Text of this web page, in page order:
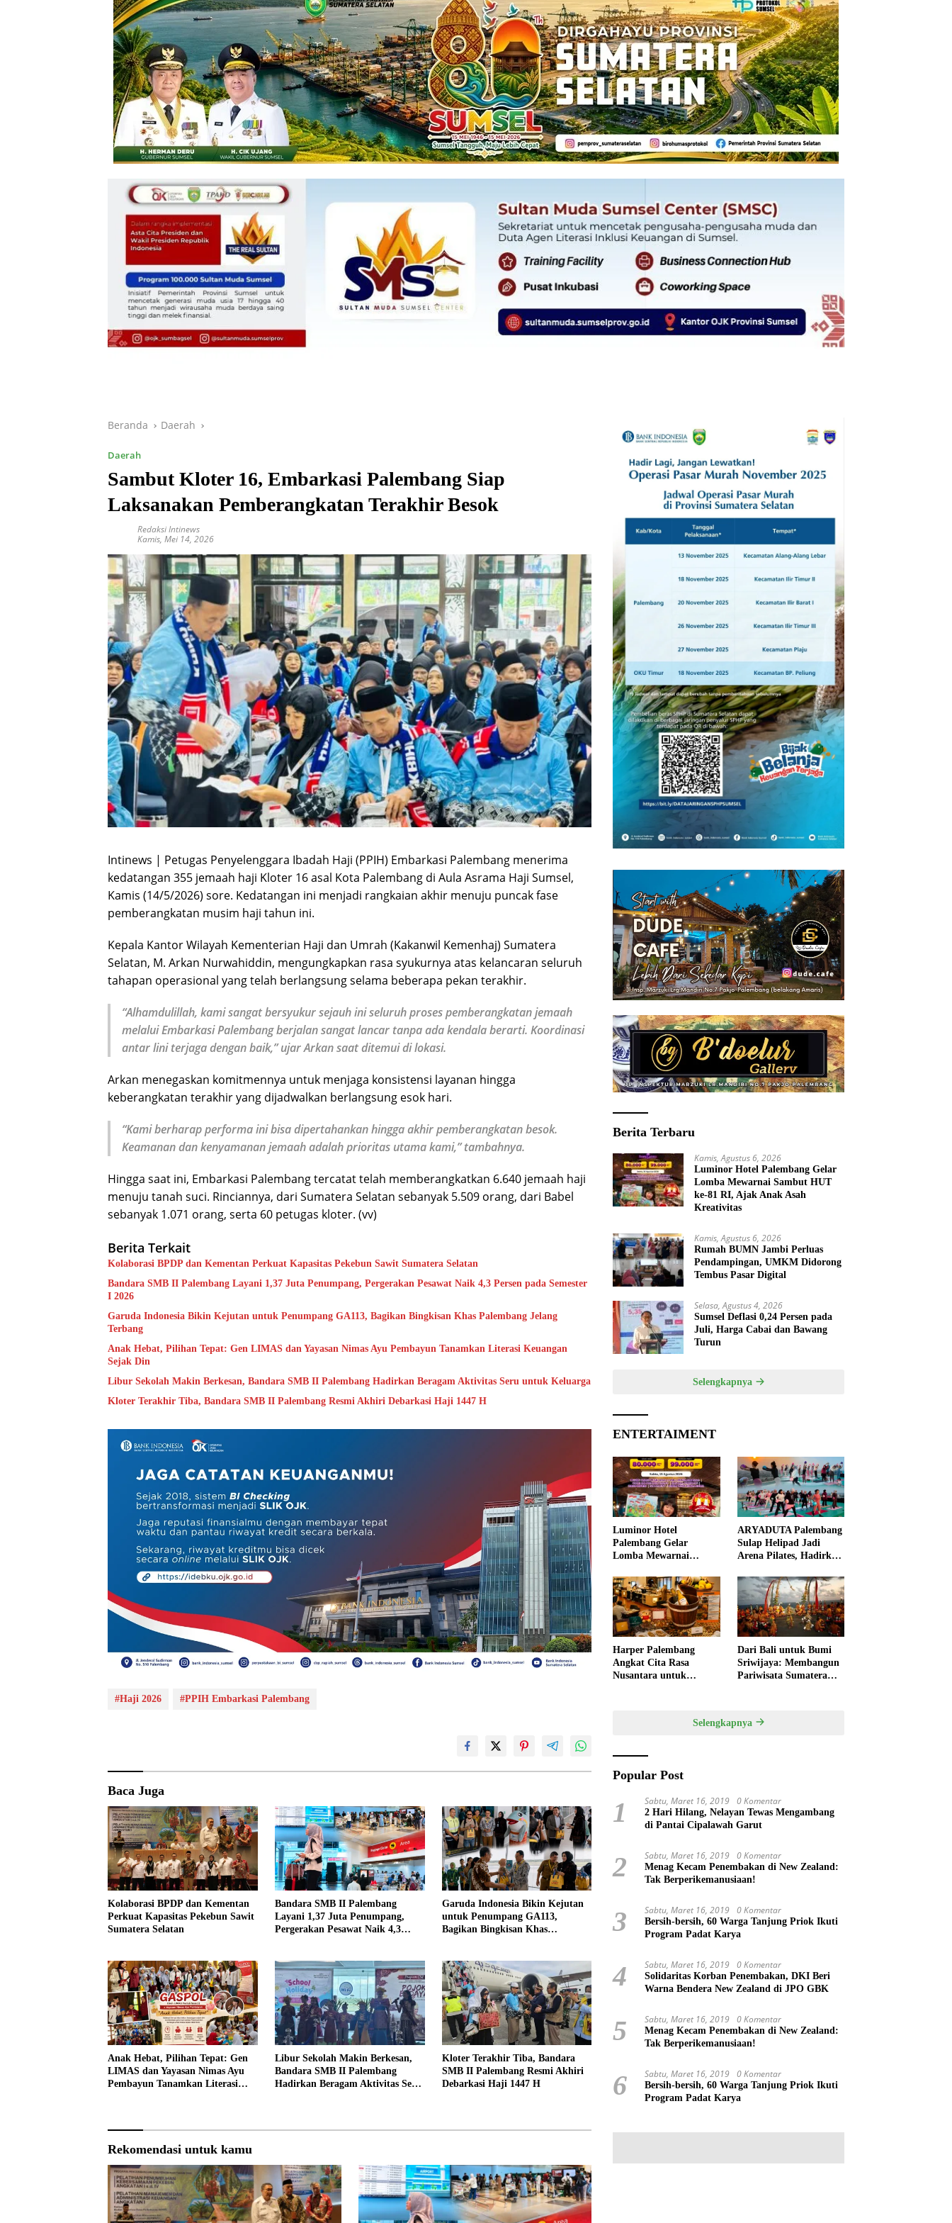
Beranda Daerah
Daerah
Sambut Kloter 16, Embarkasi Palembang Siap
Laksanakan Pemberangkatan Terakhir Besok
Redaksi Intinews
Kamis, Mei 14, 2026
Intinews | Petugas Penyelenggara Ibadah Haji (PPIH) Embarkasi Palembang menerima
kedatangan 355 jemaah haji Kloter 16 asal Kota Palembang di Aula Asrama Haji Sumsel,
Kamis (14/5/2026) sore. Kedatangan ini menjadi rangkaian akhir menuju puncak fase
pemberangkatan musim haji tahun ini.
Kepala Kantor Wilayah Kementerian Haji dan Umrah (Kakanwil Kemenhaj) Sumatera
Selatan, M. Arkan Nurwahiddin, mengungkapkan rasa syukurnya atas kelancaran seluruh
tahapan operasional yang telah berlangsung selama beberapa pekan terakhir.
“Alhamdulillah, kami sangat bersyukur sejauh ini seluruh proses pemberangkatan jemaah
melalui Embarkasi Palembang berjalan sangat lancar tanpa ada kendala berarti. Koordinasi
antar lini terjaga dengan baik,” ujar Arkan saat ditemui di lokasi.
Arkan menegaskan komitmennya untuk menjaga konsistensi layanan hingga
keberangkatan terakhir yang dijadwalkan berlangsung esok hari.
“Kami berharap performa ini bisa dipertahankan hingga akhir pemberangkatan besok.
Keamanan dan kenyamanan jemaah adalah prioritas utama kami,” tambahnya.
Hingga saat ini, Embarkasi Palembang tercatat telah memberangkatkan 6.640 jemaah haji
menuju tanah suci. Rinciannya, dari Sumatera Selatan sebanyak 5.509 orang, dari Babel
sebanyak 1.071 orang, serta 60 petugas kloter. (vv)
Berita Terkait
Kolaborasi BPDP dan Kementan Perkuat Kapasitas Pekebun Sawit Sumatera Selatan
Bandara SMB II Palembang Layani 1,37 Juta Penumpang, Pergerakan Pesawat Naik 4,3 Persen pada Semester
I 2026
Garuda Indonesia Bikin Kejutan untuk Penumpang GA113, Bagikan Bingkisan Khas Palembang Jelang
Terbang
Anak Hebat, Pilihan Tepat: Gen LIMAS dan Yayasan Nimas Ayu Pembayun Tanamkan Literasi Keuangan
Sejak Din
Libur Sekolah Makin Berkesan, Bandara SMB II Palembang Hadirkan Beragam Aktivitas Seru untuk Keluarga
Kloter Terakhir Tiba, Bandara SMB II Palembang Resmi Akhiri Debarkasi Haji 1447 H
#Haji 2026 #PPIH Embarkasi Palembang
Baca Juga
Kolaborasi BPDP dan Kementan
Perkuat Kapasitas Pekebun Sawit
Sumatera Selatan
Bandara SMB II Palembang
Layani 1,37 Juta Penumpang,
Pergerakan Pesawat Naik 4,3
Garuda Indonesia Bikin Kejutan
untuk Penumpang GA113,
Bagikan Bingkisan Khas
Anak Hebat, Pilihan Tepat: Gen
LIMAS dan Yayasan Nimas Ayu
Pembayun Tanamkan Literasi
Libur Sekolah Makin Berkesan,
Bandara SMB II Palembang
Hadirkan Beragam Aktivitas Seru
Kloter Terakhir Tiba, Bandara
SMB II Palembang Resmi Akhiri
Debarkasi Haji 1447 H
Rekomendasi untuk kamu
Berita Terbaru
Kamis, Agustus 6, 2026
Luminor Hotel Palembang Gelar
Lomba Mewarnai Sambut HUT
ke-81 RI, Ajak Anak Asah
Kreativitas
Kamis, Agustus 6, 2026
Rumah BUMN Jambi Perluas
Pendampingan, UMKM Didorong
Tembus Pasar Digital
Selasa, Agustus 4, 2026
Sumsel Deflasi 0,24 Persen pada
Juli, Harga Cabai dan Bawang
Turun
Selengkapnya
ENTERTAIMENT
Luminor Hotel
Palembang Gelar
Lomba Mewarnai
Ajak Anak Asah
Kreativitas
ARYADUTA Palembang
Sulap Helipad Jadi
Arena Pilates, Hadirkan
Pertama di Kota
Pempek
Harper Palembang
Angkat Cita Rasa
Nusantara untuk
Dari Bali untuk Bumi
Sriwijaya: Membangun
Pariwisata Sumatera
Selengkapnya
Popular Post
1 Sabtu, Maret 16, 2019 0 Komentar
2 Hari Hilang, Nelayan Tewas Mengambang
di Pantai Cipalawah Garut
2 Sabtu, Maret 16, 2019 0 Komentar
Menag Kecam Penembakan di New Zealand:
Tak Berperikemanusiaan!
3 Sabtu, Maret 16, 2019 0 Komentar
Bersih-bersih, 60 Warga Tanjung Priok Ikuti
Program Padat Karya
4 Sabtu, Maret 16, 2019 0 Komentar
Solidaritas Korban Penembakan, DKI Beri
Warna Bendera New Zealand di JPO GBK
5 Sabtu, Maret 16, 2019 0 Komentar
Menag Kecam Penembakan di New Zealand:
Tak Berperikemanusiaan!
6 Sabtu, Maret 16, 2019 0 Komentar
Bersih-bersih, 60 Warga Tanjung Priok Ikuti
Program Padat Karya